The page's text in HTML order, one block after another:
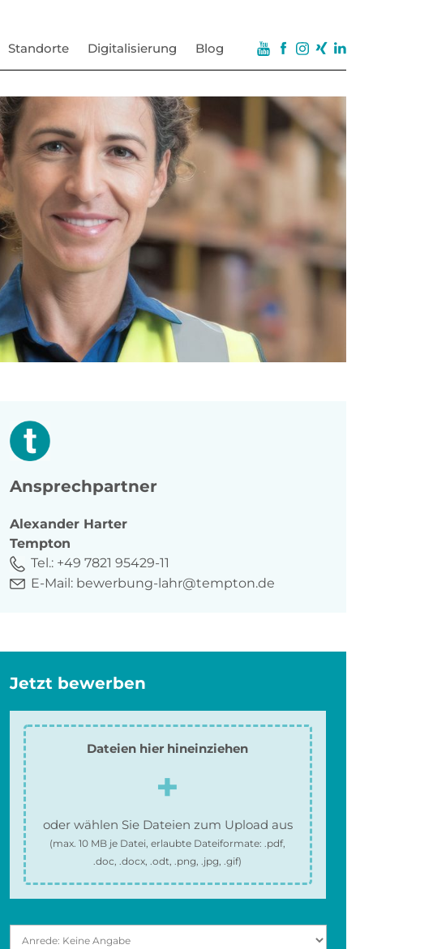
Standorte Digitalisierung Blog
Ansprechpartner
Alexander Harter
Tempton
Tel.: +49 7821 95429-11
E-Mail: bewerbung-lahr@tempton.de
Jetzt bewerben
Dateien hier hineinziehen
oder wählen Sie Dateien zum Upload aus
(max.10 MB je Datei, erlaubte Dateiformate:.pdf,
.doc, .docx, .odt, .png, .jpg, .gif)